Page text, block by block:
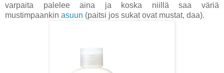
varpaita palelee aina ja koska niillä saa väriä
mustimpaankin asuun (paitsi jos sukat ovat mustat, daa).